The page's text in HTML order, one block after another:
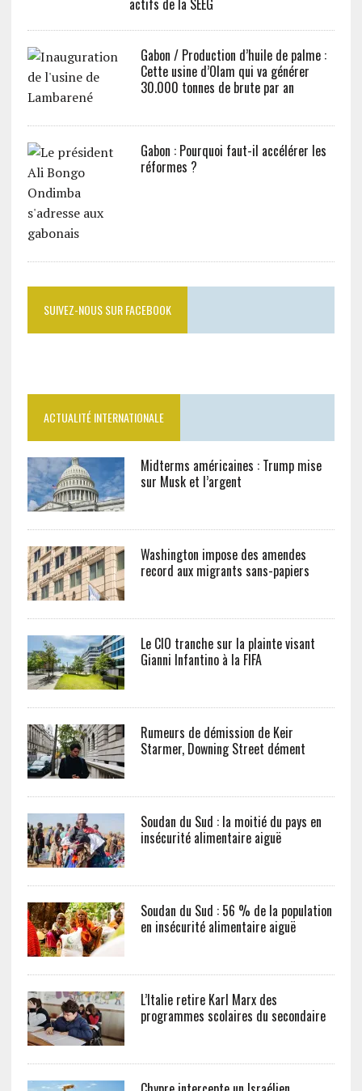
actifs de la SEEG
Gabon / Production d’huile de palme :
Cette usine d’Olam qui va générer
30.000 tonnes de brute par an
Gabon : Pourquoi faut-il accélérer les
réformes ?
SUIVEZ-NOUS SUR FACEBOOK
ACTUALITÉ INTERNATIONALE
Midterms américaines : Trump mise
sur Musk et l’argent
Washington impose des amendes
record aux migrants sans-papiers
Le CIO tranche sur la plainte visant
Gianni Infantino à la FIFA
Rumeurs de démission de Keir
Starmer, Downing Street dément
Soudan du Sud : la moitié du pays en
insécurité alimentaire aiguë
Soudan du Sud : 56 % de la population
en insécurité alimentaire aiguë
L’Italie retire Karl Marx des
programmes scolaires du secondaire